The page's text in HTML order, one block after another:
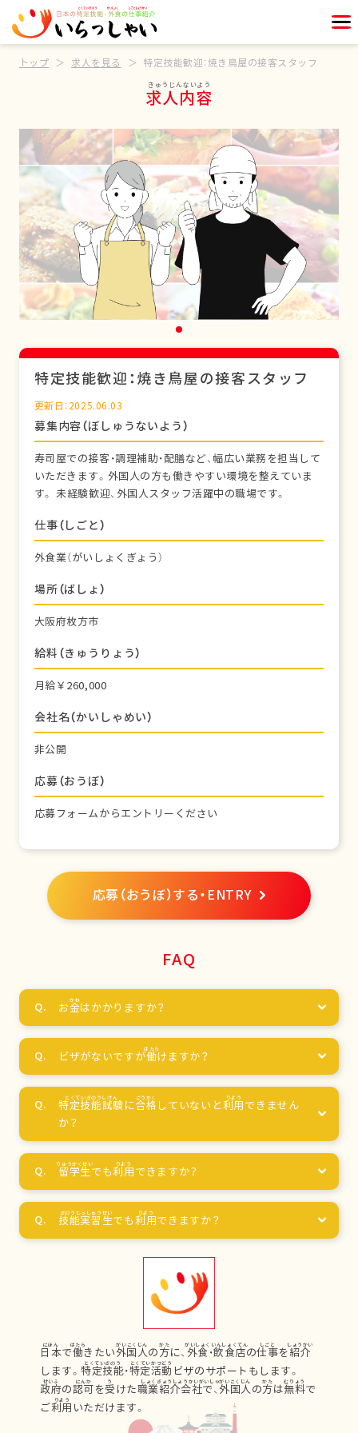
トップ 求人を見る 特定技能歓迎：焼き鳥屋の接客スタッフ
求人内容
特定技能歓迎：焼き鳥屋の接客スタッフ
更新日：2025.06.03
募集内容（ぼしゅうないよう）
寿司屋での接客・調理補助・配膳など、幅広い業務を担当して
いただきます。外国人の方も働きやすい環境を整えていま
す。 未経験歓迎、外国人スタッフ活躍中の職場です。
仕事（しごと）
外食業（がいしょくぎょう）
場所（ばしょ）
大阪府枚方市
給料（きゅうりょう）
月給￥260,000
会社名（かいしゃめい）
非公開
応募（おうぼ）
応募フォームからエントリーください
応募（おうぼ）する・ENTRY
FAQ
お金はかかりますか？
ビザがないですが働けますか？
特定技能試験に合格 していないと利用 できません
か？
留学生でも利用 できますか？
技能実習生でも利用できますか？
日本で働きたい外国人の方に、 外食 ・飲食店の仕事を紹介
します。特定技能・特定活動 ビザのサポートもします。
政府の認可を受けた職業紹介会社で、 外国人の方は無料で
ご利用 いただけます。